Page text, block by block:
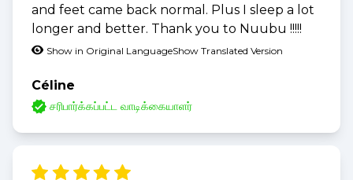
and feet came back normal. Plus I sleep a lot
longer and better. Thank you to Nuubu !!!!!
Show in Original LanguageShow Translated Version
Céline
சரிபார்க்கப்பட்ட வாடிக்கையாளர்